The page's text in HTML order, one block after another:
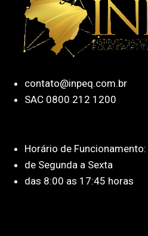
contato@inpeq.com.br
SAC 0800 212 1200
Horário de Funcionamento:
de Segunda a Sexta
das 8:00 as 17:45 horas